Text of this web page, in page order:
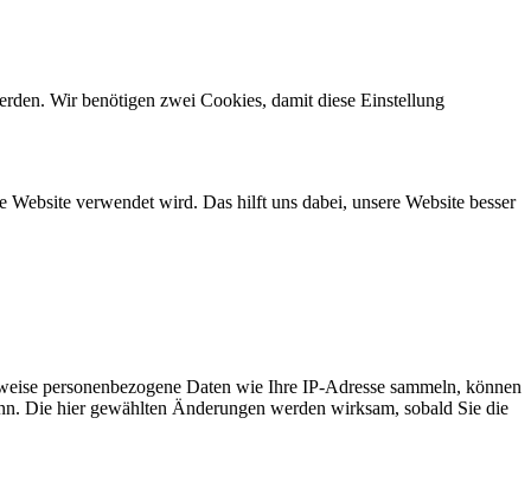
Wir benötigen zwei Cookies, damit diese Einstellung
verwendet wird. Das hilft uns dabei, unsere Website besser
personenbezogene Daten wie Ihre IP-Adresse sammeln, können
Die hier gewählten Änderungen werden wirksam, sobald Sie die